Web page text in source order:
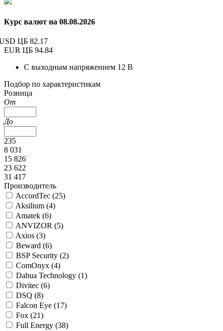
Курс валют на 08.08.2026
ЦБ 82.17
EUR ЦБ 94.84
С выходным напряжением 12 В
Подбор по характеристикам
Розница
От
До
235
8 031
15 826
23 622
31 417
Производитель
AccordTec (25)
Aksilium (4)
Amatek (6)
ANVIZOR (5)
Axios (3)
Beward (6)
BSP Security (2)
ComOnyx (4)
Dahua Technology (1)
Divitec (6)
DSQ (8)
Falcon Eye (17)
Fox (21)
Full Energy (38)